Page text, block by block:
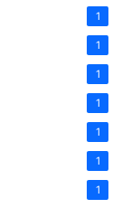
1
1
1
1
1
1
1